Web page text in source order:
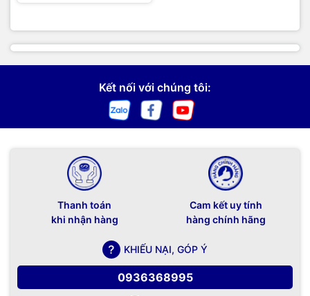
Kết nối với chúng tôi:
Thanh toán
khi nhận hàng
Cam kết uy tính
hàng chính hãng
KHIẾU NẠI, GÓP Ý
0936368995